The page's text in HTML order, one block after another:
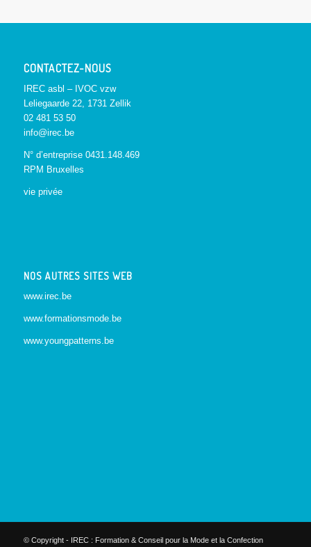
CONTACTEZ-NOUS
IREC asbl – IVOC vzw
Leliegaarde 22, 1731 Zellik
02 481 53 50
info@irec.be
N° d’entreprise 0431.148.469
RPM Bruxelles
vie privée
NOS AUTRES SITES WEB
www.irec.be
www.formationsmode.be
www.youngpatterns.be
© Copyright - IREC : Formation & Conseil pour la Mode et la Confection